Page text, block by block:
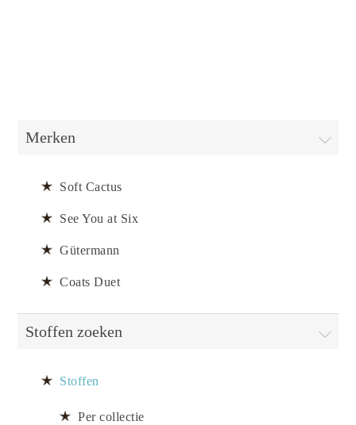
Merken
Soft Cactus
See You at Six
Gütermann
Coats Duet
Stoffen zoeken
Stoffen
Per collectie